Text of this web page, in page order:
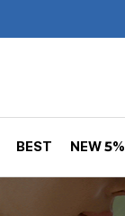
BEST NEW 5%